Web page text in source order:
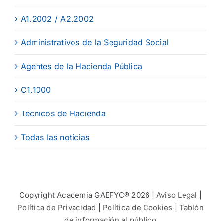
A1.2002 / A2.2002
Administrativos de la Seguridad Social
Agentes de la Hacienda Pública
C1.1000
Técnicos de Hacienda
Todas las noticias
Copyright Academia GAEFYC® 2026 |Aviso Legal
Política de Privacidad
Política de Cookies |Tablón